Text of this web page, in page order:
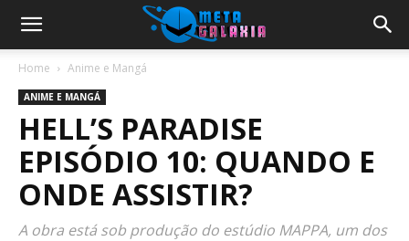
Home Anime e Mangá
ANIME E MANGÁ
HELL’S PARADISE
EPISÓDIO 10: QUANDO E
ONDE ASSISTIR?
A obra está sob produção do estúdio MAPPA, um dos